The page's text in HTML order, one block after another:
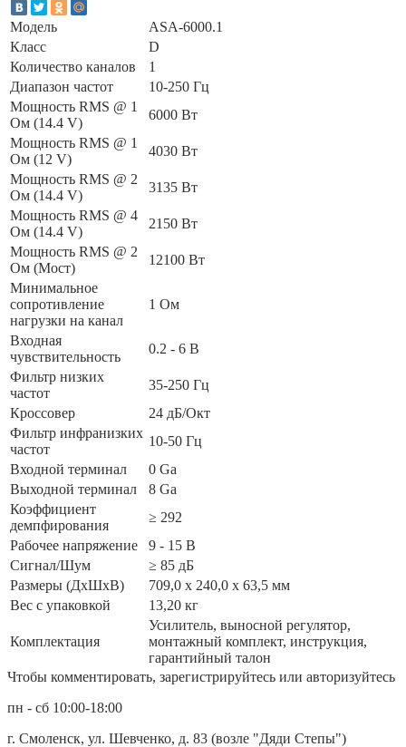
Модель
ASA-6000.1
Класс
D
Количество каналов
1
Диапазон частот
10-250 Гц
Мощность RMS @ 1
Ом (14.4 V)
6000 Вт
Мощность RMS @ 1
Ом (12 V)
4030 Вт
Мощность RMS @ 2
Ом (14.4 V)
3135 Вт
Мощность RMS @ 4
Ом (14.4 V)
2150 Вт
Мощность RMS @ 2
Ом (Мост)
12100 Вт
Минимальное
сопротивление
нагрузки на канал
1 Ом
Входная
чувствительность
0.2 - 6 В
Фильтр низких
частот
35-250 Гц
Кроссовер
24 дБ/Окт
Фильтр инфранизких
частот
10-50 Гц
Входной терминал
0 Ga
Выходной терминал
8 Ga
Коэффициент
демпфирования
≥ 292
Рабочее напряжение
9 - 15 В
Сигнал/Шум
≥ 85 дБ
Размеры (ДxШxВ)
709,0 x 240,0 x 63,5 мм
Вес с упаковкой
13,20 кг
Комплектация
Усилитель, выносной регулятор,
монтажный комплект, инструкция,
гарантийный талон
Чтобы комментировать, зарегистрируйтесь или авторизуйтесь
пн - сб 10:00-18:00
г. Смоленск, ул. Шевченко, д. 83 (возле "Дяди Степы")